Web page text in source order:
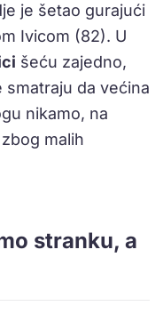
je šetao gurajući
Ivicom (82). U
šeću zajedno,
smatraju da većina
nikamo, na
malih
stranku, a